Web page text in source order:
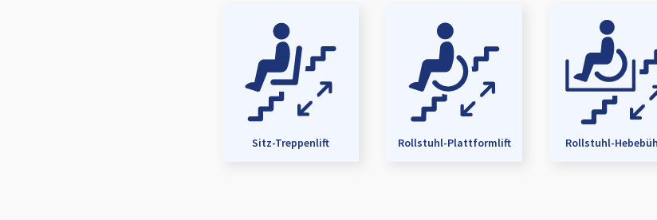
Sitz-Treppenlift Rollstuhl-Plattformlift Rollstuhl-